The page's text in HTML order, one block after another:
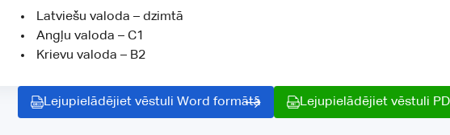
Latviešu valoda – dzimtā
Angļu valoda – C1
Krievu valoda – B2
Lejupielādējiet vēstuli Word formātā Lejupielādējiet vēstuli